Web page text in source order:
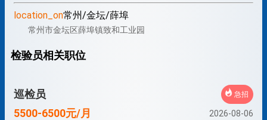
location_on常州/金坛/薛埠
常州市金坛区薛埠镇致和工业园
检验员相关职位
巡检员 急招
5500-6500元/月
2026-08-06